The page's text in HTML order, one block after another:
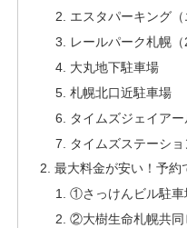
エスタパーキング（
レールパーク札幌
大丸地下駐車場
札幌北口近駐車場
タイムズジェイア
タイムズステーシ
最大料金が安い！予約
①さっけんビル駐車
②大樹生命札幌共同